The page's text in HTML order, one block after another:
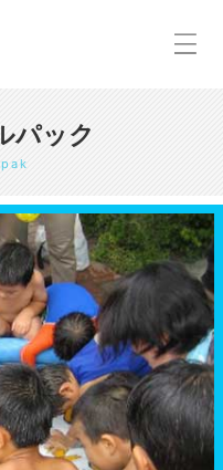
パック